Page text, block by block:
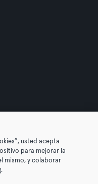
confidentialité
ici
usted acepta
para mejorar la
mismo, y colaborar